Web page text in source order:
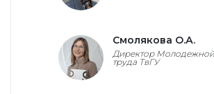
Смолякова О.А.
Директор
труда ТвГУ